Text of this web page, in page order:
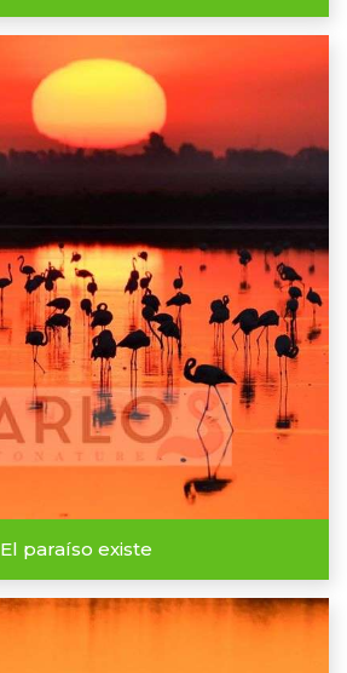
El paraíso existe